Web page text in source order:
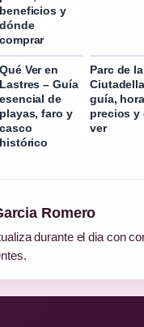
beneficios y
dónde
comprar
Qué Ver en
Lastres – Guía
esencial de
playas, faro y
casco
histórico
Parc de la
guía,
precios y
ver
Romero
durante el dia con